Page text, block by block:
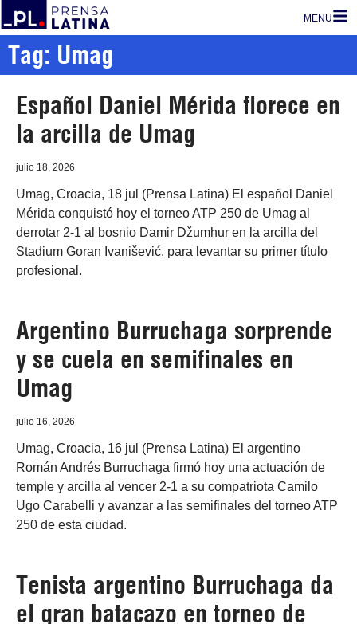
MENU
Tag: Umag
Español Daniel Mérida florece en
la arcilla de Umag
julio 18, 2026
Umag, Croacia, 18 jul (Prensa Latina) El español Daniel
Mérida conquistó hoy el torneo ATP 250 de Umag al
derrotar 2-1 al bosnio Damir Džumhur en la arcilla del
Stadium Goran Ivanišević, para levantar su primer título
profesional.
Argentino Burruchaga sorprende
y se cuela en semifinales en
Umag
julio 16, 2026
Umag, Croacia, 16 jul (Prensa Latina) El argentino
Román Andrés Burruchaga firmó hoy una actuación de
temple y arcilla al vencer 2-1 a su compatriota Camilo
Ugo Carabelli y avanzar a las semifinales del torneo ATP
250 de esta ciudad.
Tenista argentino Burruchaga da
el gran batacazo en torneo de